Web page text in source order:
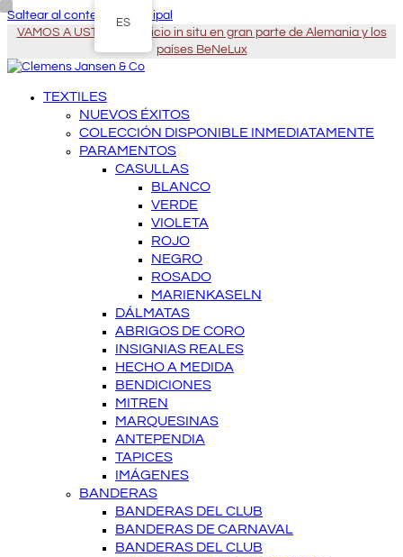
Saltear al contenido principal
VAMOS A USTED - Servicio in situ en gran parte de Alemania y los
países BeNeLux
TEXTILES
NUEVOS ÉXITOS
COLECCIÓN DISPONIBLE INMEDIATAMENTE
PARAMENTOS
CASULLAS
BLANCO
VERDE
VIOLETA
ROJO
NEGRO
ROSADO
MARIENKASELN
DÁLMATAS
ABRIGOS DE CORO
INSIGNIAS REALES
HECHO A MEDIDA
BENDICIONES
MITREN
MARQUESINAS
ANTEPENDIA
TAPICES
IMÁGENES
BANDERAS
BANDERAS DEL CLUB
BANDERAS DE CARNAVAL
BANDERAS DEL CLUB
ES